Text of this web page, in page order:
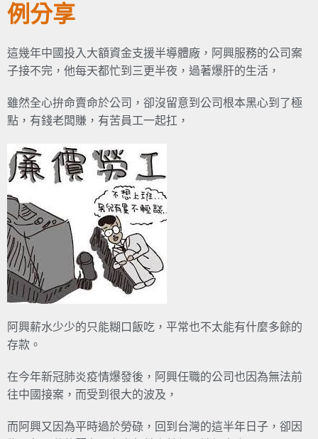
例分享
這幾年中國投入大額資金支援半導體廠，阿興服務的公司案
子接不完，他每天都忙到三更半夜，過著爆肝的生活，
雖然全心拚命賣命於公司，卻沒留意到公司根本黑心到了極
點，有錢老闆賺，有苦員工一起扛，
阿興薪水少少的只能糊口飯吃，平常也不太能有什麼多餘的
存款。
在今年新冠肺炎疫情爆發後，阿興任職的公司也因為無法前
往中國接案，而受到很大的波及，
而阿興又因為平時過於勞碌，回到台灣的這半年日子，卻因